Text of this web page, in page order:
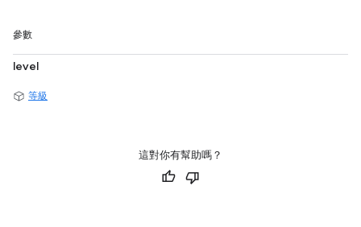
參數
level
等級
這對你有幫助嗎？